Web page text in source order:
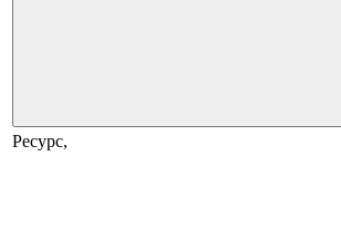
Ресурс,